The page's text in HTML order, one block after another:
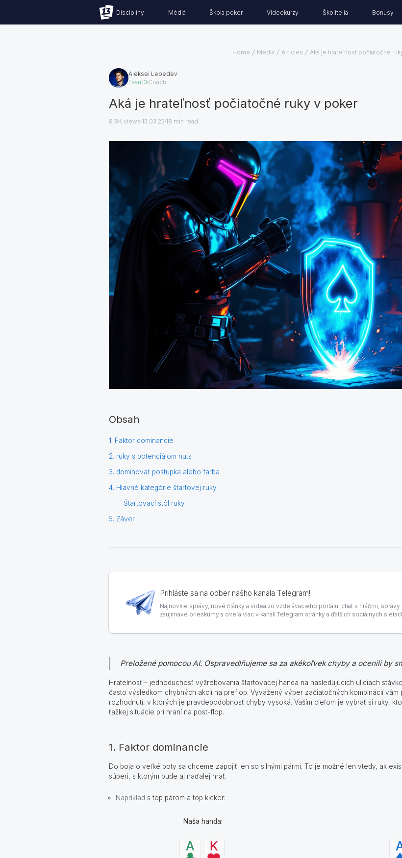
Disciplíny Médiá Škola poker Videokurzy Školitelia Bonusy
Home Media Articles Aká je hrateľnosť počiatočné
Aleksei Lebedev
Exan13 Coach
Aká je hrateľnosť počiatočné ruky v poker
8.8K views 13.03.23 18 min read
Obsah
1. Faktor dominancie
2. ruky s potenciálom nuts
3. dominovať postupka alebo farba
4. Hlavné kategórie štartovej ruky
Štartovací stôl ruky
5. Záver
Prihláste sa na odber nášho kanála Telegram!
Najnovšie správy, nové články a videá zo vzdelávacieho portálu, chat s hráčmi, správy
zaujímavé prieskumy a oveľa viac v kanáli Telegram stránky a ďalších sociálnych
Preložené pomocou AI. Ospravedlňujeme sa za akékoľvek chyby a ocenili by
Hratelnosť – jednoduchosť vyžrebovania štartovacej handa na nasledujúcich uliciach
často výsledkom chybných akcií na preflop. Vyvážený výber začiatočných kombinácií
rozhodnutí, v ktorých je pravdepodobnosť chyby vysoká. Vaším cieľom je vybrať si ruky,
ťažkej situácie pri hraní na post-flop.
1. Faktor dominancie
Do boja o veľké poty sa chceme zapojiť len so silnými pármi. To je možné len vtedy, ak
súperi, s ktorým bude aj naďalej hrať.
Napríklad s top párom a top kicker:
Naša handa: